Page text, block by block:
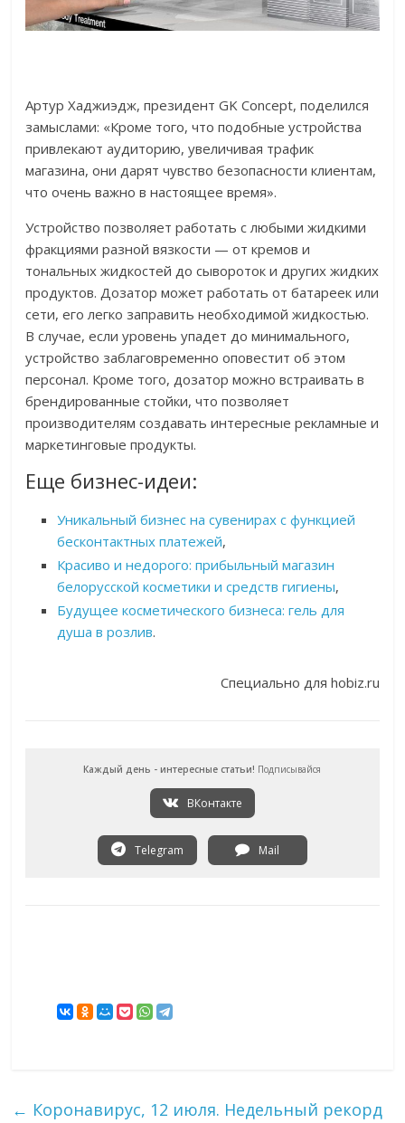
Артур Хаджиэдж, президент GK Concept, поделился
замыслами: «Кроме того, что подобные устройства
привлекают аудиторию, увеличивая трафик
магазина, они дарят чувство безопасности клиентам,
что очень важно в настоящее время».
Устройство позволяет работать с любыми жидкими
фракциями разной вязкости — от кремов и
тональных жидкостей до сывороток и других жидких
продуктов. Дозатор может работать от батареек или
сети, его легко заправить необходимой жидкостью.
В случае, если уровень упадет до минимального,
устройство заблаговременно оповестит об этом
персонал. Кроме того, дозатор можно встраивать в
брендированные стойки, что позволяет
производителям создавать интересные рекламные и
маркетинговые продукты.
Еще бизнес-идеи:
Уникальный бизнес на сувенирах с функцией
бесконтактных платежей,
Красиво и недорого: прибыльный магазин
белорусской косметики и средств гигиены,
Будущее косметического бизнеса: гель для
душа в розлив.
Специально для hobiz.ru
Каждый день - интересные статьи! Подписывайся
ВКонтакте
Telegram Mail
← Коронавирус, 12 июля. Недельный рекорд